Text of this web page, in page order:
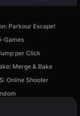
Parkour Escape!
Games
per Click
Merge & Bake
Online Shooter